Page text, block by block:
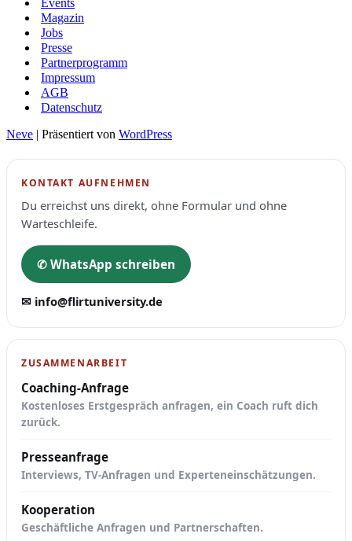
Events
Magazin
Jobs
Presse
Partnerprogramm
Impressum
AGB
Datenschutz
Neve | Präsentiert von WordPress
KONTAKT AUFNEHMEN
Du erreichst uns direkt, ohne Formular und ohne
Warteschleife.
✆ WhatsApp schreiben
✉ info@flirtuniversity.de
ZUSAMMENARBEIT
Coaching-Anfrage
Kostenloses Erstgespräch anfragen, ein Coach ruft dich
zurück.
Presseanfrage
Interviews, TV-Anfragen und Experteneinschätzungen.
Kooperation
Geschäftliche Anfragen und Partnerschaften.